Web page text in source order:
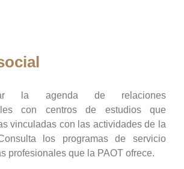
la agenda de relaciones
con centros de estudios que
vinculadas con las actividades de la
los programas de servicio
profesionales que la PAOT ofrece.